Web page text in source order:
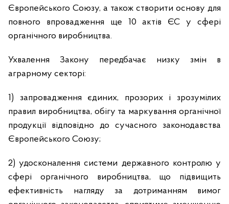
Європейського Союзу, а також створити основу для
повного впровадження ще 10 актів ЄС у сфері
органічного виробництва.
Ухвалення Закону передбачає низку змін в
аграрному секторі:
1) запровадження єдиних, прозорих і зрозумілих
правил виробництва, обігу та маркування органічної
продукції відповідно до сучасного законодавства
Європейського Союзу;
2) удосконалення системи державного контролю у
сфері органічного виробництва, що підвищить
ефективність нагляду за дотриманням вимог